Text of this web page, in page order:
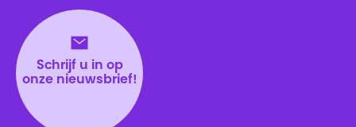
Schrijf u in op
onze nieuwsbrief!